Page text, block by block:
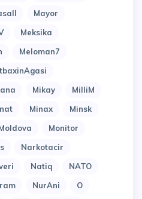
Mayor
Meksika
Meloman7
Mikay
MilliM
Minax
Minsk
Monitor
Narkotacir
Natiq
NATO
NurAni O